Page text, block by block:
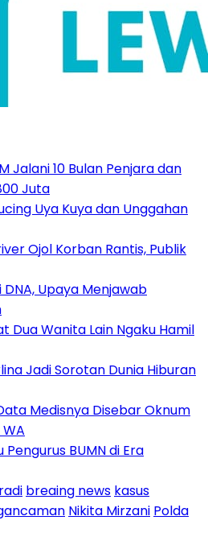
Jalani 10 Bulan Penjara dan
Juta
Uya Kuya dan Unggahan
Ojol Korban Rantis, Publik
DNA, Upaya Menjawab
Dua Wanita Lain Ngaku Hamil
Jadi Sorotan Dunia Hiburan
Medisnya Disebar Oknum
BUMN di Era
breaing news kasus
Nikita Mirzani Polda